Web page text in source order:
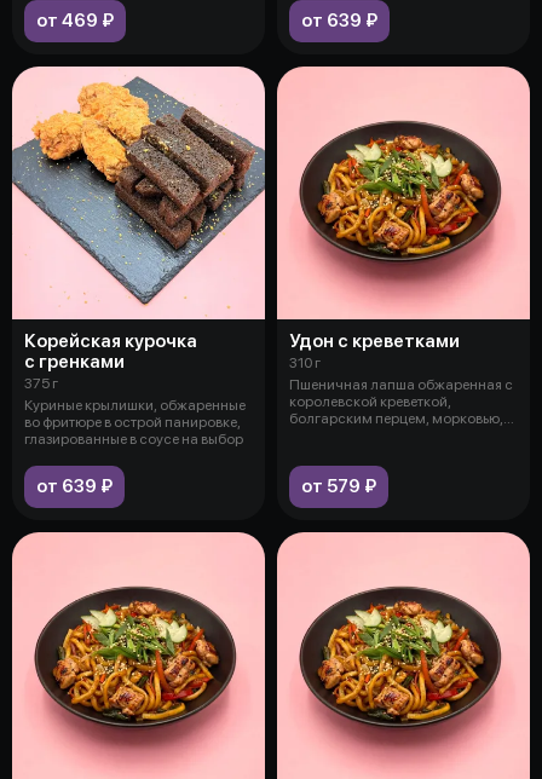
от 469 ₽ от 639 ₽
Корейская курочка
с гренками
375 г
Куриные крылишки, обжаренные
во фритюре в острой панировке,
глазированные в соусе на выбор
от 639 ₽
Удон с креветками
310 г
Пшеничная лапша обжаренная с
королевской креветкой,
болгарским перцем, морковью,
от 579 ₽